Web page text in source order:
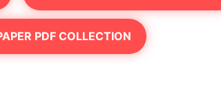
PDF COLLECTION